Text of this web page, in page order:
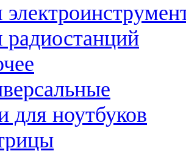
радиостанций
для ноутбуков